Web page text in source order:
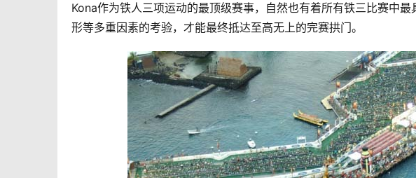
Kona作为铁人三项运动的最顶级赛事，自然也有着所有铁三比赛中
形等多重因素的考验，才能最终抵达至高无上的完赛拱门。